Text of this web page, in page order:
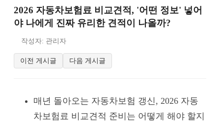
2026 자동차보험료 비교견적, '어떤 정보' 넣어
야 나에게 진짜 유리한 견적이 나올까?
작성자: 관리자
이전 게시글 다음 게시글
매년 돌아오는 자동차보험 갱신, 2026 자동
차보험료 비교견적 준비는 어떻게 해야 할지